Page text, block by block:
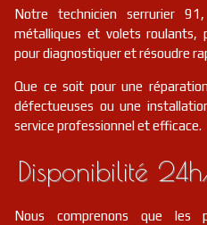
Notre technicien serrurier
métalliques et volets roulants,
pour diagnostiquer et résoudre
Que ce soit pour une
défectueuses ou une
service professionnel et efficace.
Disponibilité
Nous comprenons que les